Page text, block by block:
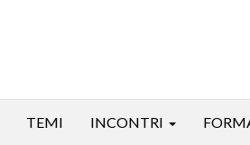
TEMI INCONTRI